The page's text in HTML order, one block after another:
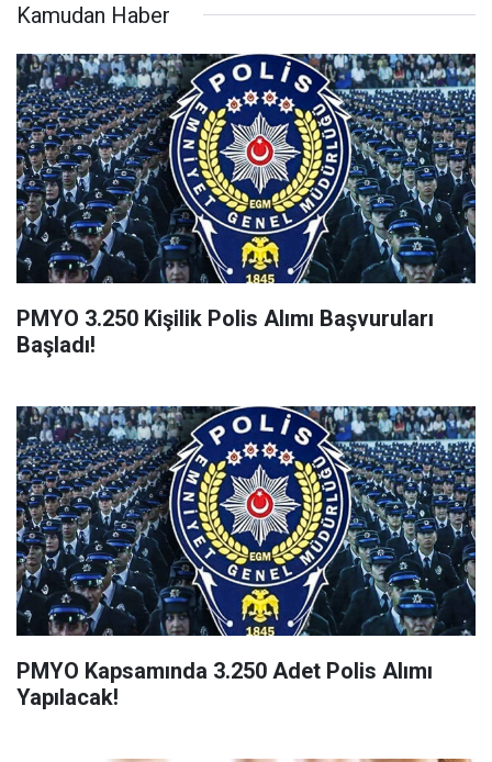
Kamudan Haber
PMYO 3.250 Kişilik Polis Alımı Başvuruları
Başladı!
PMYO Kapsamında 3.250 Adet Polis Alımı
Yapılacak!